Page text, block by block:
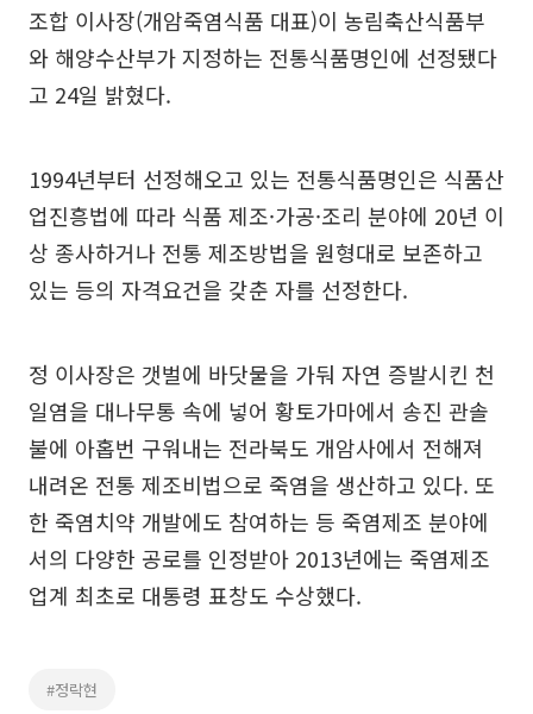
조합 이사장(개암죽염식품 대표)이 농림축산식품부
와 해양수산부가 지정하는 전통식품명인에 선정됐다
고 24일 밝혔다.
1994년부터 선정해오고 있는 전통식품명인은 식품산
업진흥법에 따라 식품 제조·가공·조리 분야에 20년 이
상 종사하거나 전통 제조방법을 원형대로 보존하고
있는 등의 자격요건을 갖춘 자를 선정한다.
정 이사장은 갯벌에 바닷물을 가둬 자연 증발시킨 천
일염을 대나무통 속에 넣어 황토가마에서 송진 관솔
불에 아홉번 구워내는 전라북도 개암사에서 전해져
내려온 전통 제조비법으로 죽염을 생산하고 있다. 또
한 죽염치약 개발에도 참여하는 등 죽염제조 분야에
서의 다양한 공로를 인정받아 2013년에는 죽염제조
업계 최초로 대통령 표창도 수상했다.
#정락현